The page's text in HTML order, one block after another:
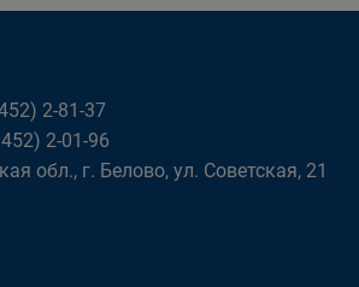
2-81-37
2-01-96
обл., г. Белово, ул. Советская, 21